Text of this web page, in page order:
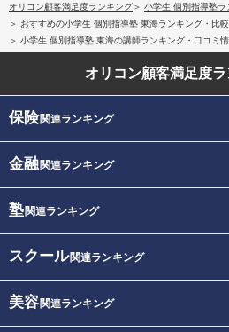
オリコン顧客満足度ランキング
小学生 個別指導塾ラ
おすすめの小学生 個別指導塾 東海ランキング・比較
小学生 個別指導塾 東海の講師ランキング・口コミ
オリコン顧客満足度
保険関連ランキング
金融関連ランキング
塾関連ランキング
スクール関連ランキング
美容関連ランキング